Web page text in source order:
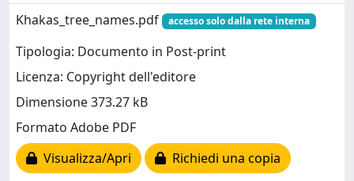
Khakas_tree_names.pdf
accesso solo dalla rete interna
Tipologia: Documento in Post-print
Licenza: Copyright dell'editore
Dimensione 373.27 kB
Formato Adobe PDF
Visualizza/Apri
Richiedi una copia